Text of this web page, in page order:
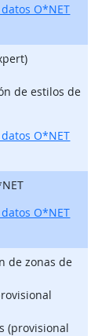
O*NET
de estilos de
O*NET
O*NET
de zonas de
(provisional